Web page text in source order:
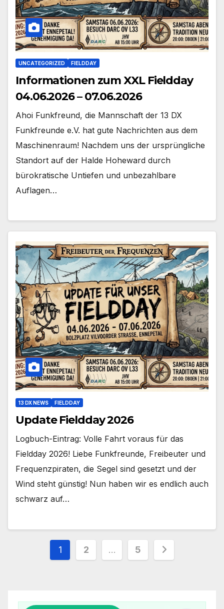
UNCATEGORIZED FIELDDAY
Informationen zum XXL Fieldday
04.06.2026 – 07.06.2026
Ahoi Funkfreund, die Mannschaft der 13 DX
Funkfreunde e.V. hat gute Nachrichten aus dem
Maschinenraum! Nachdem uns der ursprüngliche
Standort auf der Halde Hoheward durch
bürokratische Untiefen und unbezahlbare
Auflagen…
13 DX NEWS FIELDDAY
Update Fieldday 2026
Logbuch-Eintrag: Volle Fahrt voraus für das
Fieldday 2026! Liebe Funkfreunde, Freibeuter und
Frequenzpiraten, die Segel sind gesetzt und der
Wind steht günstig! Nun haben wir es endlich auch
schwarz auf…
Seitennummerierung
1 2 … 5